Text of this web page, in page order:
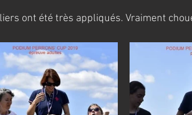
ont été très appliqués. Vraiment